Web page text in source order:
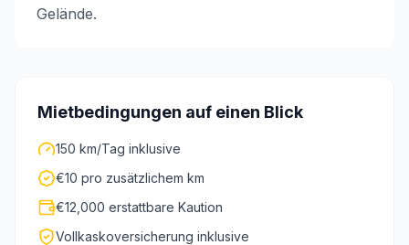
Gelände.
Mietbedingungen auf einen Blick
150 km/Tag inklusive
€10 pro zusätzlichem km
€12,000 erstattbare Kaution
Vollkaskoversicherung inklusive